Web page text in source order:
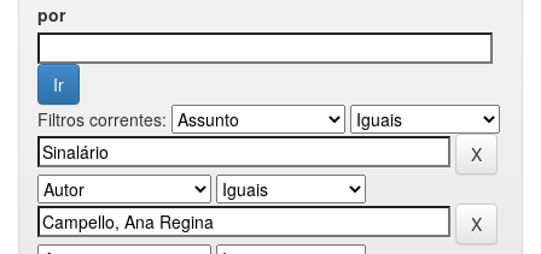
por
Filtros correntes: